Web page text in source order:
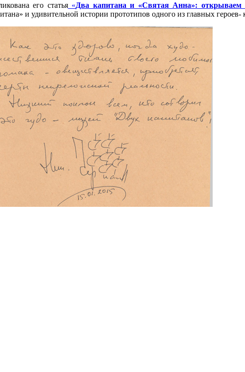
его статья«Два капитана и «Святая Анна»: открываем
и удивительной истории прототипов одного из главных героев-